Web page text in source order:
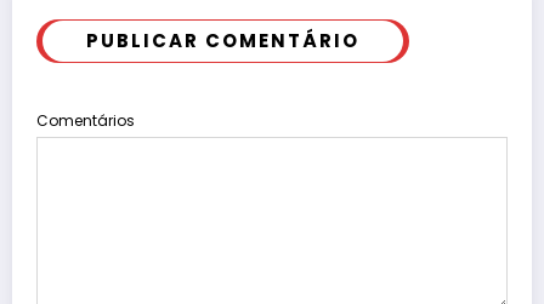
PUBLICAR COMENTÁRIO
Comentários